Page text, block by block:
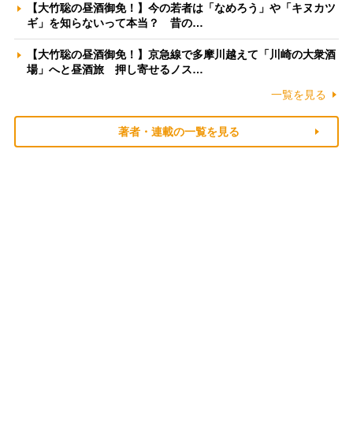
【大竹聡の昼酒御免！】今の若者は「なめろう」や「キヌカツ
ギ」を知らないって本当？ 昔の…
【大竹聡の昼酒御免！】京急線で多摩川越えて「川崎の大衆酒
場」へと昼酒旅 押し寄せるノス…
一覧を見る
著者・連載の一覧を見る